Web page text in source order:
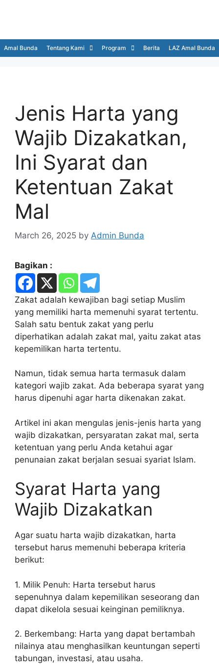
Amal Bunda Tentang Kami Program Berita LAZ Amal Bunda
Jenis Harta yang
Wajib Dizakatkan,
Ini Syarat dan
Ketentuan Zakat
Mal
March 26, 2025 by Admin Bunda
Bagikan :
Zakat adalah kewajiban bagi setiap Muslim
yang memiliki harta memenuhi syarat tertentu.
Salah satu bentuk zakat yang perlu
diperhatikan adalah zakat mal, yaitu zakat atas
kepemilikan harta tertentu.
Namun, tidak semua harta termasuk dalam
kategori wajib zakat. Ada beberapa syarat yang
harus dipenuhi agar harta dikenakan zakat.
Artikel ini akan mengulas jenis-jenis harta yang
wajib dizakatkan, persyaratan zakat mal, serta
ketentuan yang perlu Anda ketahui agar
penunaian zakat berjalan sesuai syariat Islam.
Syarat Harta yang
Wajib Dizakatkan
Agar suatu harta wajib dizakatkan, harta
tersebut harus memenuhi beberapa kriteria
berikut:
1. Milik Penuh: Harta tersebut harus
sepenuhnya dalam kepemilikan seseorang dan
dapat dikelola sesuai keinginan pemiliknya.
2. Berkembang: Harta yang dapat bertambah
nilainya atau menghasilkan keuntungan seperti
tabungan, investasi, atau usaha.